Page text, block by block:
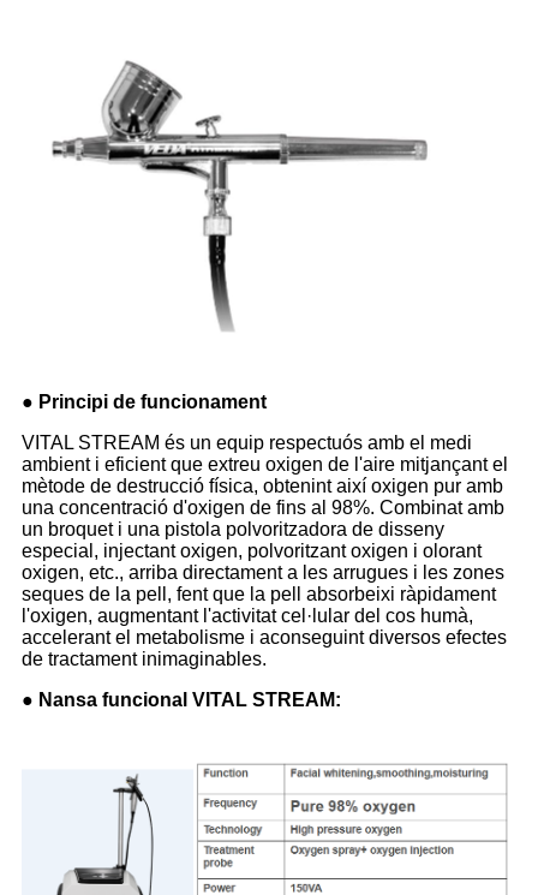
● Principi de funcionament
VITAL STREAM és un equip respectuós amb el medi
ambient i eficient que extreu oxigen de l'aire mitjançant el
mètode de destrucció física, obtenint així oxigen pur amb
una concentració d'oxigen de fins al 98%. Combinat amb
un broquet i una pistola polvoritzadora de disseny
especial, injectant oxigen, polvoritzant oxigen i olorant
oxigen, etc., arriba directament a les arrugues i les zones
seques de la pell, fent que la pell absorbeixi ràpidament
l'oxigen, augmentant l'activitat cel·lular del cos humà,
accelerant el metabolisme i aconseguint diversos efectes
de tractament inimaginables.
● Nansa funcional VITAL STREAM: